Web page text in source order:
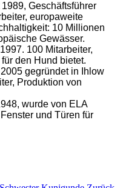
Geschäftsführer
europaweite
10 Millionen
Gewässer.
100 Mitarbeiter,
den Hund bietet.
gegründet in Ihlow
Produktion von
wurde von ELA
und Türen für